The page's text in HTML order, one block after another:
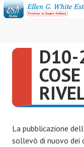
Vai
al
D10-
La pubblicazione
sollevò di nuovo dei